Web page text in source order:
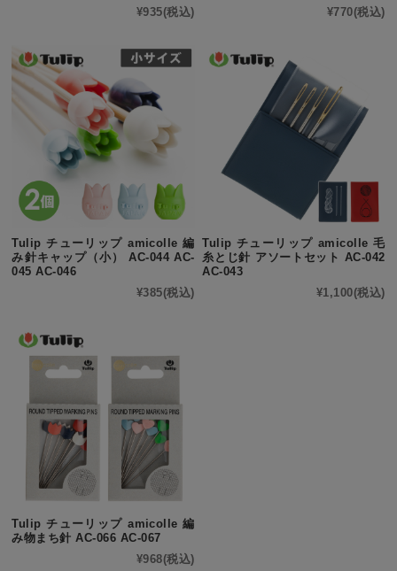
¥935(税込)
¥770(税込)
Tulip チューリップ amicolle 編
み針キャップ（小） AC-044 AC-
045 AC-046
¥385(税込)
Tulip チューリップ amicolle 毛
糸とじ針 アソートセット AC-042
AC-043
¥1,100(税込)
Tulip チューリップ amicolle 編
み物まち針 AC-066 AC-067
¥968(税込)